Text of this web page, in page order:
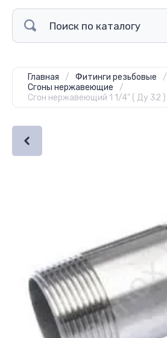
Главная / Фитинги резьбовые
/
Сгоны нержавеющие
/
Сгон нержавеющий 1 1/4" ( Ду 32 )